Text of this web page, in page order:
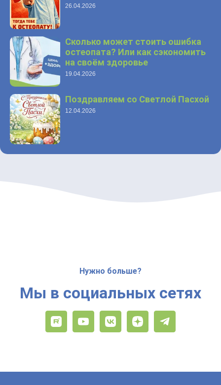
26.04.2026
Сколько может стоить ошибка
остеопата? Или как сэкономить
на своём здоровье
19.04.2026
Поздравляем со Светлой Пасхой
12.04.2026
Нужно больше?
Мы в социальных сетях